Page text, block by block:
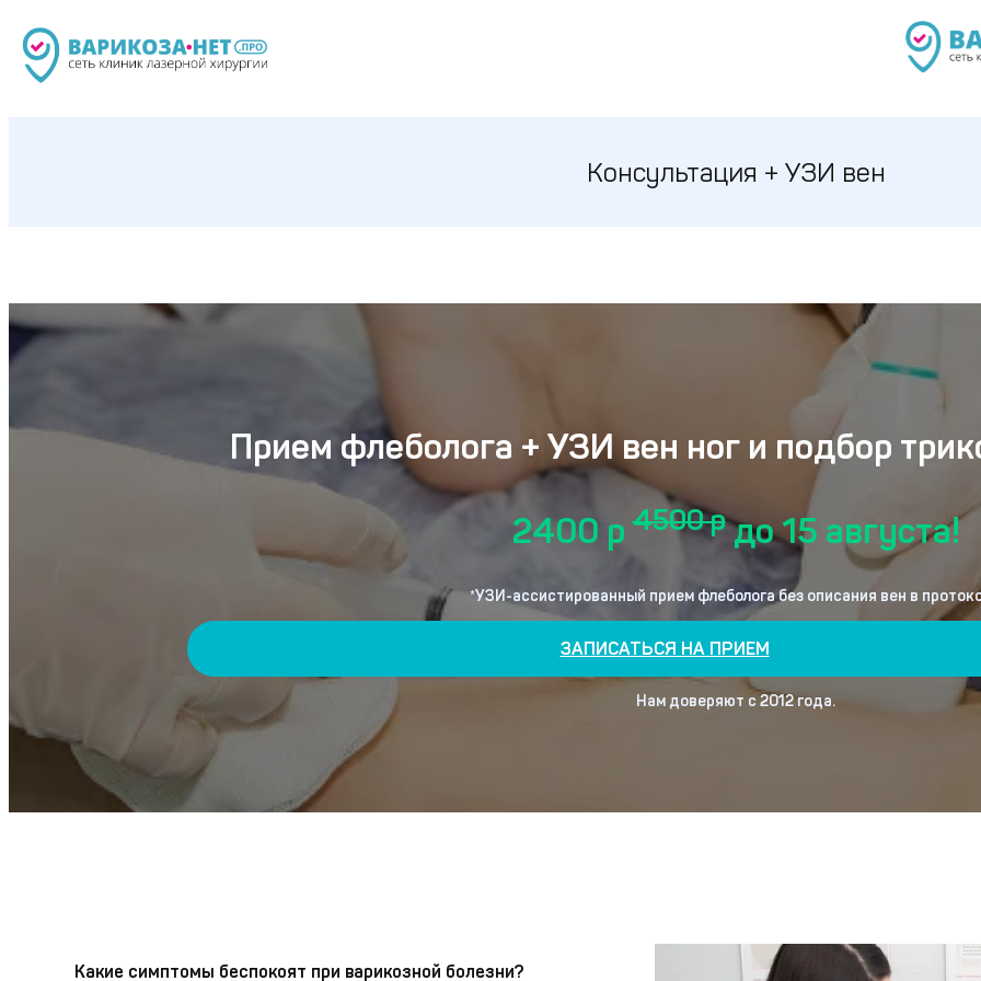
Консультация + УЗИ вен
Прием флеболога + УЗИ вен ног и подбор
2400 р4500 рдо 15 августа!
*УЗИ-ассистированный прием флеболога без описания вен в
ЗАПИСАТЬСЯ НА ПРИЕМ
Нам доверяют с 2012 года.
Какие симптомы беспокоят при варикозной болезни?